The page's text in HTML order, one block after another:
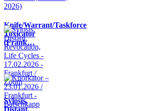
Knife/Warrant/Taskforce
Toxicator
(Frank…
Sylosis,